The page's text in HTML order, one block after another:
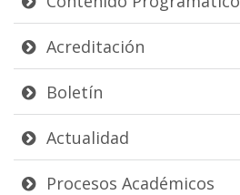
Acreditación
Boletín
Actualidad
Procesos Académicos